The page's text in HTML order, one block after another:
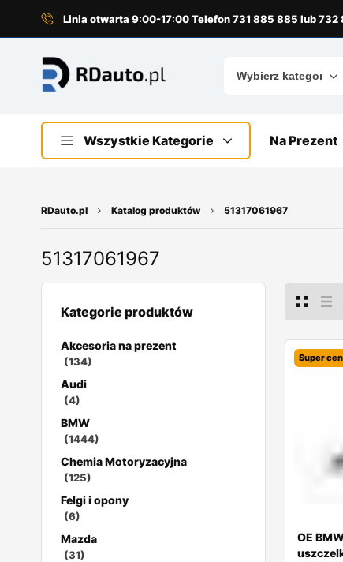
Linia otwarta 9:00-17:00 Telefon 731 885 885 lub 732
Wszystkie Kategorie Na Prezent
RDauto.pl Katalog produktów 51317061967
51317061967
Kategorie produktów
Akcesoria na prezent
(134)
Audi
(4)
BMW
(1444)
Chemia Motoryzacyjna
(125)
Felgi i opony
(6)
Mazda
(31)
Super
OE